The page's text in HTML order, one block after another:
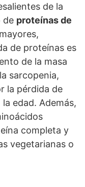
de la
de proteínas de
de proteínas es
de la masa
sarcopenia,
la pérdida de
edad. Además,
completa y
vegetarianas o